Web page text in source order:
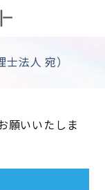
法人 宛）
願いいたしま